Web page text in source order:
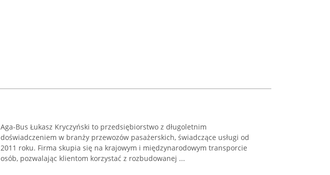
Aga-Bus Łukasz Kryczyński to przedsiębiorstwo z długoletnim
doświadczeniem w branży przewozów pasażerskich, świadczące usługi od
2011 roku. Firma skupia się na krajowym i międzynarodowym transporcie
osób, pozwalając klientom korzystać z rozbudowanej ...